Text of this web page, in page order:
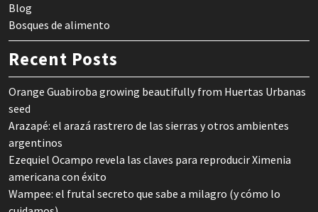
Blog
Bosques de alimento
Recent Posts
Orange Guabiroba growing beautifully from Huertas Urbanas
seed
Arazapé: el arazá rastrero de las sierras y otros ambientes
argentinos
Ezequiel Ocampo revela las claves para reproducir Ximenia
americana con éxito
Wampee: el frutal secreto que sabe a milagro (y cómo lo